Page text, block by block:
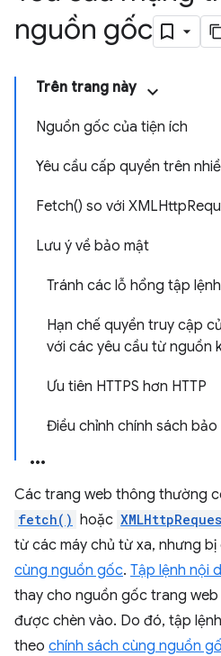
nguồn gốc
Trên trang này
Nguồn gốc của tiện ích
Yêu cầu cấp quyền trên
Fetch() so với
Lưu ý về bảo mật
Tránh các lỗ hổng tập
Hạn chế quyền truy cập
với các yêu cầu từ nguồn
Ưu tiên HTTPS hơn HTTP
Điều chỉnh chính sách
Các trang web thông thường
fetch() hoặc
từ các máy chủ từ xa, nhưng bị
cùng nguồn gốc. Tập lệnh nội
thay cho nguồn gốc trang
được chèn vào. Do đó, tập
theo chính sách cùng nguồn